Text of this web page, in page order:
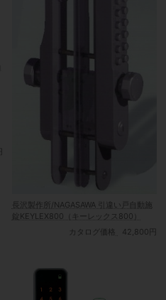
長沢製作所/NAGASAWA 引違い戸自動施
錠KEYLEX800（キーレックス800）
カタログ価格
42,800円